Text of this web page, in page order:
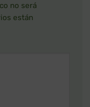
no será
están